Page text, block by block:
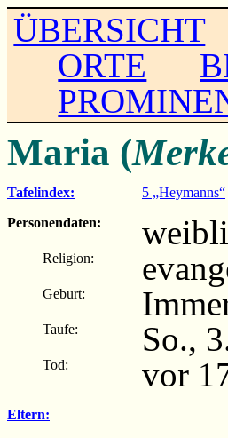
ÜBERSICHT
ORTE
Maria (
Tafelindex: 5 „Heymanns“
Personendaten:
Religion:
Geburt:
Taufe: So.,
Tod: vor
Eltern: